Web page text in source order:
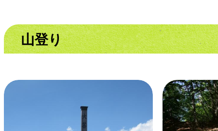
山登り